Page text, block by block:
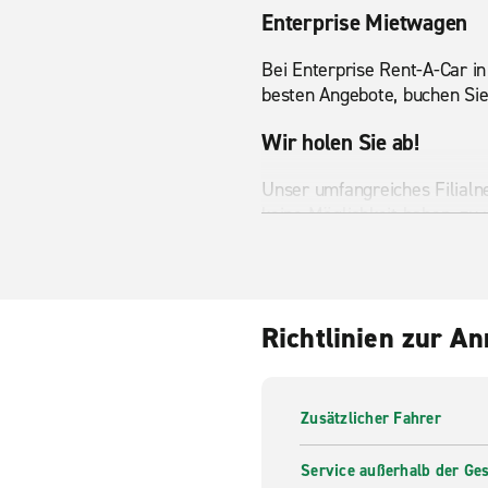
Enterprise Mietwagen
Bei Enterprise Rent-A-Car
besten Angebote, buchen
Wir holen Sie ab!
Unser umfangreiches
keine Möglichkeit haben, zu
unserer Filiale in Limburg
Richtlinien zur
Zusätzlicher Fahrer
Service außerhalb der